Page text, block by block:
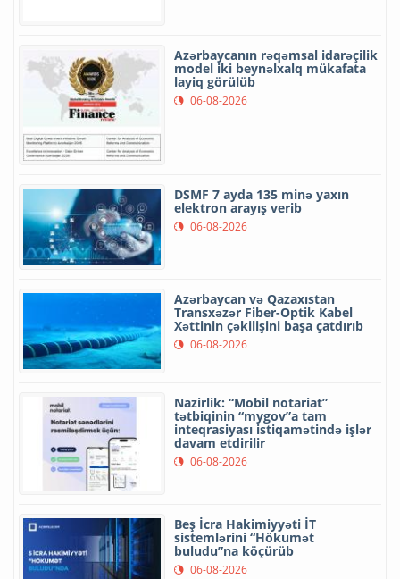
Azərbaycanın rəqəmsal idarəçilik
model iki beynəlxalq mükafata
layiq görülüb
06-08-2026
DSMF 7 ayda 135 minə yaxın
elektron arayış verib
06-08-2026
Azərbaycan və Qazaxıstan
Transxəzər Fiber-Optik Kabel
Xəttinin çəkilişini başa çatdırıb
06-08-2026
Nazirlik: “Mobil notariat”
tətbiqinin “mygov”a tam
inteqrasiyası istiqamətində işlər
davam etdirilir
06-08-2026
Beş İcra Hakimiyyəti İT
sistemlərini “Hökumət
buludu”na köçürüb
06-08-2026